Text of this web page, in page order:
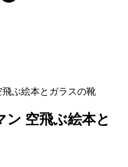
ぶ絵本とガラスの靴
空飛ぶ絵本と